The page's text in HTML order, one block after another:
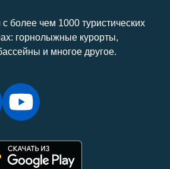
более чем 1000 туристических
горнолыжные курорты,
и многое другое.